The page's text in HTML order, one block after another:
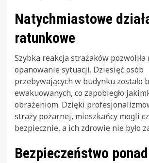
Natychmiastowe
ratunkowe
Szybka reakcja strażaków pozwoliła
opanowanie sytuacji. Dziesięć osób
przebywających w budynku zostało
ewakuowanych, co zapobiegło
obrażeniom. Dzięki
straży pożarnej, mieszkańcy mogli
bezpiecznie, a ich zdrowie nie było
Bezpieczeństwo ponad